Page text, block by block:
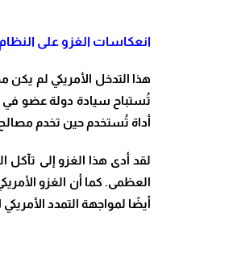
انعكاسات الغزو على
هذا التدخل الأمريكي لم
تُستباح سيادة دولة عضو في
أداة تُستخدم حين تخدم
لقد أدى هذا الغزو إلى
العظمى. كما أن الغزو
أيضًا لمواجهة التمدد